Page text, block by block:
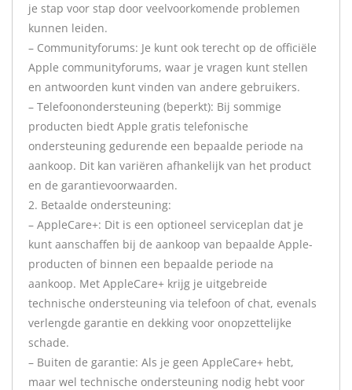
je stap voor stap door veelvoorkomende problemen
kunnen leiden.
– Communityforums: Je kunt ook terecht op de officiële
Apple communityforums, waar je vragen kunt stellen
en antwoorden kunt vinden van andere gebruikers.
– Telefoonondersteuning (beperkt): Bij sommige
producten biedt Apple gratis telefonische
ondersteuning gedurende een bepaalde periode na
aankoop. Dit kan variëren afhankelijk van het product
en de garantievoorwaarden.
2. Betaalde ondersteuning:
– AppleCare+: Dit is een optioneel serviceplan dat je
kunt aanschaffen bij de aankoop van bepaalde Apple-
producten of binnen een bepaalde periode na
aankoop. Met AppleCare+ krijg je uitgebreide
technische ondersteuning via telefoon of chat, evenals
verlengde garantie en dekking voor onopzettelijke
schade.
– Buiten de garantie: Als je geen AppleCare+ hebt,
maar wel technische ondersteuning nodig hebt voor